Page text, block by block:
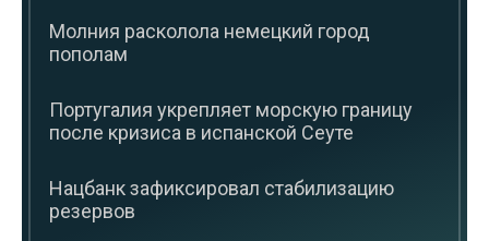
Молния расколола немецкий город
пополам
Португалия укрепляет морскую границу
после кризиса в испанской Сеуте
Нацбанк зафиксировал стабилизацию
резервов